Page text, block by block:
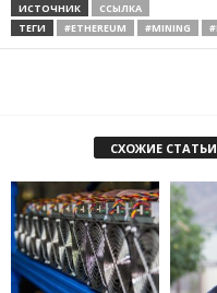
ИСТОЧНИК
ССЫЛКА
ТЕГИ
#ETHEREUM #MINING
СХОЖИЕ СТАТЬИ